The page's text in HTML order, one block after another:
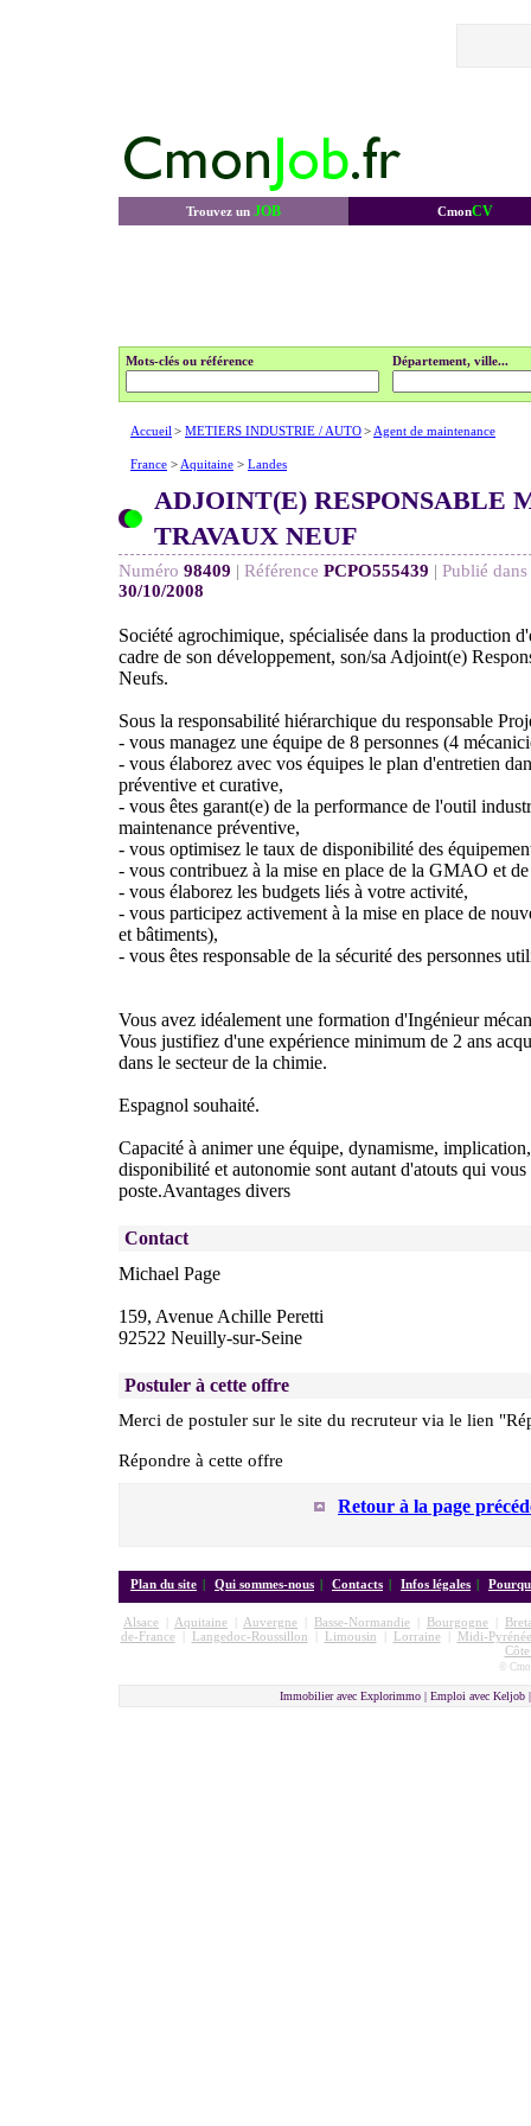
Trouvez un JOB CmonCV
Mots-clés ou référence Département, ville...
Accueil > METIERS INDUSTRIE / AUTO> Agent de maintenance
France > Aquitaine > Landes
ADJOINT(E) RESPONSABLE
TRAVAUX NEUF
Numéro 98409 | Référence PCPO555439 | Publié dans
30/10/2008
Société agrochimique, spécialisée dans la production
cadre de son développement, son/sa Adjoint(e)
Neufs.
Sous la responsabilité hiérarchique du responsable
- vous managez une équipe de 8 personnes (4
- vous élaborez avec vos équipes le plan d'entretien
préventive et curative,
- vous êtes garant(e) de la performance de l'outil
maintenance préventive,
- vous optimisez le taux de disponibilité des
- vous contribuez à la mise en place de la GMAO et
- vous élaborez les budgets liés à votre activité,
- vous participez activement à la mise en place de
et bâtiments),
- vous êtes responsable de la sécurité des personnes
Vous avez idéalement une formation d'Ingénieur
Vous justifiez d'une expérience minimum de 2 ans
dans le secteur de la chimie.
Espagnol souhaité.
Capacité à animer une équipe, dynamisme,
disponibilité et autonomie sont autant d'atouts qui vous
poste.Avantages divers
Contact
Michael Page
159, Avenue Achille Peretti
92522 Neuilly-sur-Seine
Postuler à cette offre
Merci de postuler sur le site du recruteur via le lien
Répondre à cette offre
Retour à la page
Plan du site | Qui sommes-nous | Contacts | Infos légales |
Alsace Aquitaine Auvergne Basse-Normandie Bourgogne
de-France| Langedoc-Roussillon Limousin Lorraine|
Midi-
©
Immobilier avec Explorimmo | Emploi avec Keljob